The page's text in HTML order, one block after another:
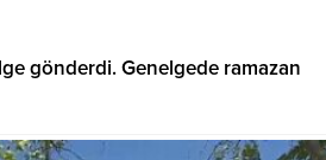
gönderdi. Genelgede ramazan